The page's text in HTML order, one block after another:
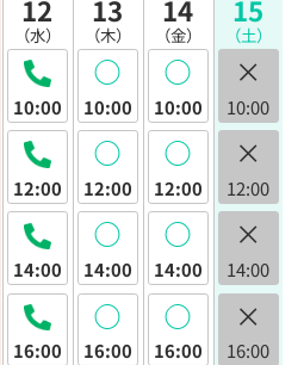
12
（水）
10:00
12:00
14:00
16:00
13
（木）
◯
10:00
◯
12:00
◯
14:00
◯
16:00
14
（金）
◯
10:00
◯
12:00
◯
14:00
◯
16:00
15
（土）
×
10:00
×
12:00
×
14:00
×
16:00